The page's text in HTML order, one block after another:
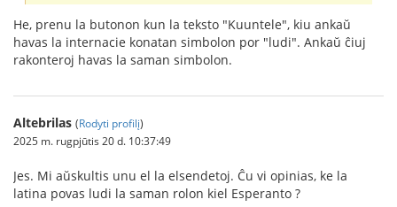
He, prenu la butonon kun la teksto "Kuuntele", kiu ankaŭ
havas la internacie konatan simbolon por "ludi". Ankaŭ ĉiuj
rakonteroj havas la saman simbolon.
Altebrilas (Rodyti profilį)
2025 m. rugpjūtis 20 d. 10:37:49
Jes. Mi aŭskultis unu el la elsendetoj. Ĉu vi opinias, ke la
latina povas ludi la saman rolon kiel Esperanto ?